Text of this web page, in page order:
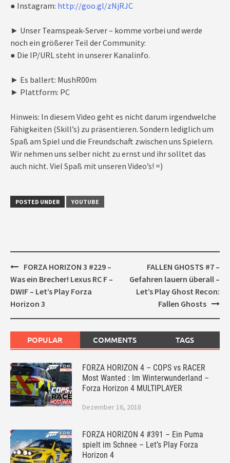
● Instagram: http://goo.gl/zNjRJC
► Unser Teamspeak-Server – komme vorbei und werde
noch ein größerer Teil der Community:
● Die IP/URL steht in unserer Kanalinfo.
► Es ballert: MushR00m
► Plattform: PC
Hinweis: In diesem Video geht es nicht darum irgendwelche
Fähigkeiten (Skill’s) zu präsentieren. Sondern lediglich um
Spaß am Spiel und die Freundschaft zwischen uns Spielern.
Wir nehmen uns selber nicht zu ernst und ihr solltet das
auch nicht. Viel Spaß mit unseren Video’s! =)
POSTED UNDER YOUTUBE
Post
navigation
FORZA HORIZON 3 #229 –
Was ein Brecher! Lexus RC F –
DWIF – Let’s Play Forza
Horizon 3
FALLEN GHOSTS #7 –
Gefahren lauern überall –
Let’s Play Ghost Recon:
Fallen Ghosts
POPULAR COMMENTS TAGS
FORZA HORIZON 4 – COPS vs RACER
Most Wanted : Im Winterwunderland –
Forza Horizon 4 MULTIPLAYER
Dezember 16, 2018
FORZA HORIZON 4 #391 – Ein Puma
spielt im Schnee – Let’s Play Forza
Horizon 4